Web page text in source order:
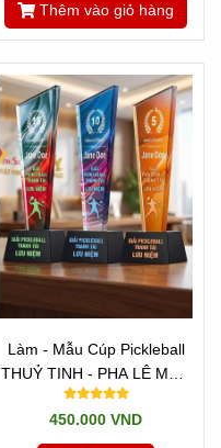
Thêm vào giỏ hàng
Làm - Mẫu Cúp Pickleball
THUỶ TINH - PHA LÊ Mới -
Sản Xuất Theo Yêu Cầu
450.000 VND